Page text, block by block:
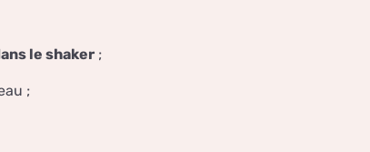
le shaker ;
;